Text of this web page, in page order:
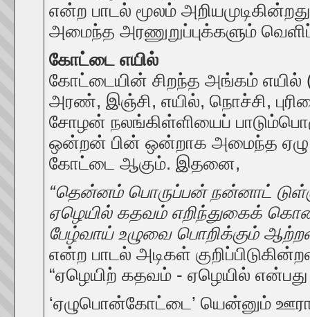
என்ற பாடல் மூலம்
அமைந்த அரணுறுப்புக்களும்
கோட்டை எயில்
கோட்டையின் சிறந்த அங்கம் எயில்
அரண், இஞ்சி, எயில், நொச்சி,
சோழன் நலங்கிள்ளியைப்
ஒன்றன் பின் ஒன்றாக அமைந்த
கோட்டை ஆகும். இதனை,
“தென்னம் பொருப்பன் நன்னாட்
ஏழெயில் கதவம் எறிந்துகைக்
பேழ்வாய் உழுவை பொறிக்கும்
என்ற பாடல் அடிகள்
“ஏழெயிற் கதவம் - ஏழெயில்
‘ஏழுபொன்கோட்டை’ யென்னும்